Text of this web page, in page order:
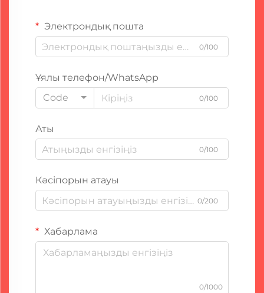
Электрондық пошта
0/100
Ұялы телефон/WhatsApp
Code
0/100
Аты
0/100
Кәсіпорын атауы
0/200
Хабарлама
0/1000